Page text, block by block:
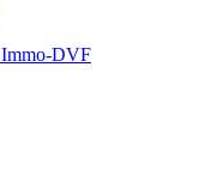
Immo-DVF